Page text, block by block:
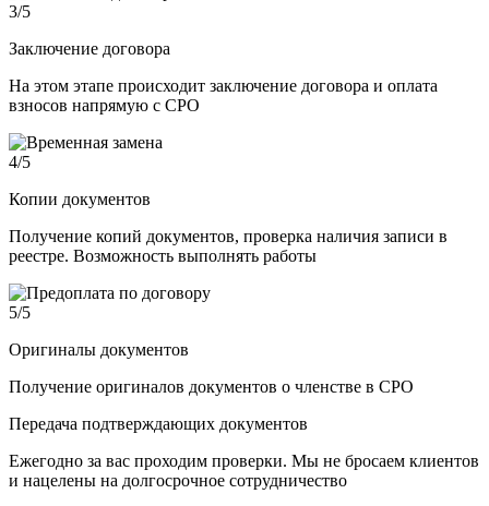
3/5
Заключение договора
На этом этапе происходит заключение договора и оплата
взносов напрямую с СРО
4/5
Копии документов
Получение копий документов, проверка наличия записи в
реестре. Возможность выполнять работы
5/5
Оригиналы документов
Получение оригиналов документов о членстве в СРО
Передача подтверждающих документов
Ежегодно за вас проходим проверки. Мы не бросаем клиентов
и нацелены на долгосрочное сотрудничество